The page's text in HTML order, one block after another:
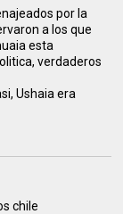
por la
a los que
esta
verdaderos
Ushaia era
chile